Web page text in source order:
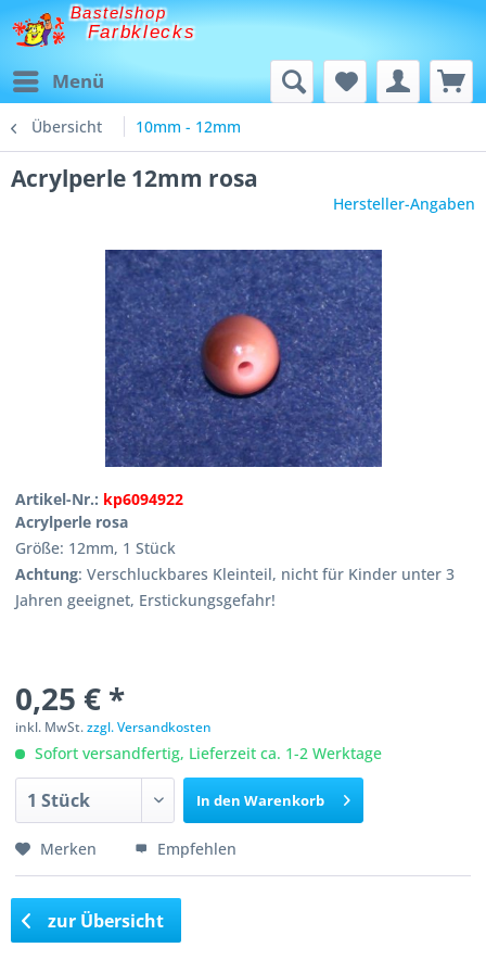
Bastelshop
Farbklecks
Menü
Übersicht 10mm - 12mm
Acrylperle 12mm rosa
Hersteller-Angaben
Artikel-Nr.: kp6094922
Acrylperle rosa
Größe: 12mm, 1 Stück
Achtung: Verschluckbares Kleinteil, nicht für Kinder unter 3
Jahren geeignet, Erstickungsgefahr!
0,25 € *
inkl. MwSt.zzgl. Versandkosten
Sofort versandfertig, Lieferzeit ca. 1-2 Werktage
In den Warenkorb
Merken Empfehlen
zur Übersicht